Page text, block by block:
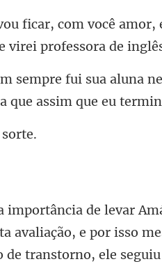
você amor,
luna
avaliação, e por isso